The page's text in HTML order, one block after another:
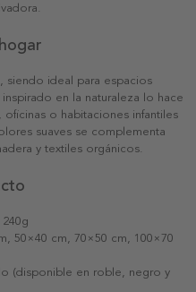
siendo ideal para espacios
en la naturaleza lo hace
o habitaciones infantiles
suaves se complementa
y textiles orgánicos.
50×40 cm, 70×50 cm, 100×70
(disponible en roble, negro y